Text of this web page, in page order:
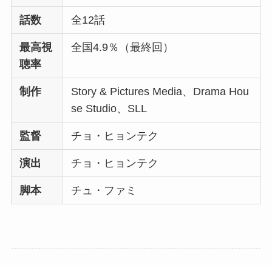
話数 全12話
最高視
聴率
全国4.9％（最終回）
制作
Story & Pictures Media、Drama Hou
se Studio、SLL
監督 チョ・ヒョンテク
演出 チョ・ヒョンテク
脚本 チュ・ファミ